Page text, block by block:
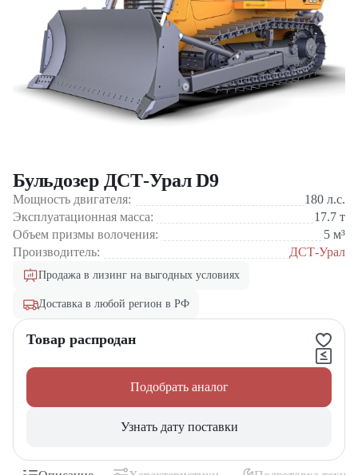
Бульдозер ДСТ-Урал D9
Мощность двигателя: 180 л.с.
Эксплуатационная масса:
17.7 т
Объем призмы волочения:
5 м³
Производитель:
ДСТ-Урал
Продажа в лизинг на выгодных условиях
Доставка в любой регион в РФ
Товар распродан
Подобрать аналог
Узнать дату поставки